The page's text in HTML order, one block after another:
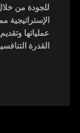
للجودة من
عملياتها
القدرة